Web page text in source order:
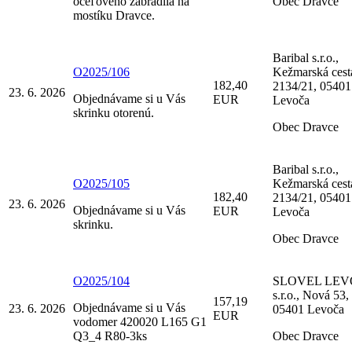
mostíku Dravce.
23. 6. 2026
O2025/106
Objednávame si u Vás
skrinku otorenú.
182,40
EUR
Baribal s.r.o.,
Kežmarská
2134/21, 05401
Levoča
Obec Dravce
23. 6. 2026
O2025/105
Objednávame si u Vás
skrinku.
182,40
EUR
Baribal s.r.o.,
Kežmarská
2134/21, 05401
Levoča
Obec Dravce
23. 6. 2026
O2025/104
Objednávame si u Vás
vodomer 420020 L165 G1
Q3_4 R80-3ks
157,19
EUR
SLOVEL
s.r.o., Nová 53,
05401 Levoča
Obec Dravce